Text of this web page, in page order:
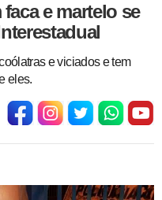
e martelo se
e viciados e tem
eles.